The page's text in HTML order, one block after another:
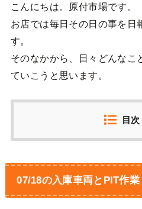
こんにちは。原付市場です。
お店では毎日その日の事を日
す。
そのなかから、日々どんなこ
ていこうと思います。
目次
07/18の入庫車両とPIT作業